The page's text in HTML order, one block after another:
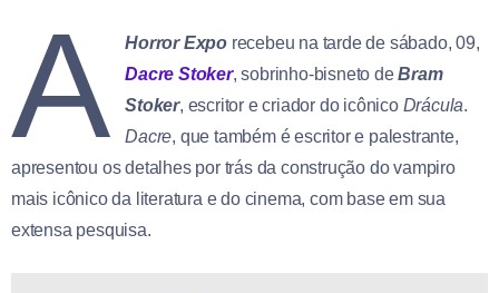
A Horror Expo recebeu na tarde de sábado, 09,
Dacre Stoker, sobrinho-bisneto deBram
Stoker, escritor e criador do icônico Drácula.
Dacre, que também é escritor e palestrante,
apresentou os detalhes por trás da construção do vampiro
mais icônico da literatura e do cinema, com base em sua
extensa pesquisa.